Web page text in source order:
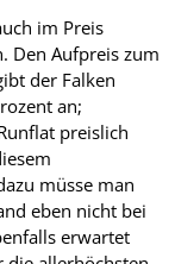
im Preis
Den Aufpreis zum
der Falken
an;
preislich
müsse man
eben nicht bei
erwartet